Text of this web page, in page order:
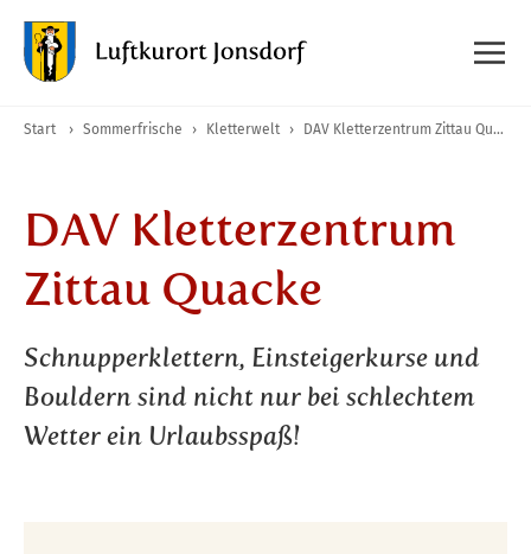
Start › Sommerfrische › Kletterwelt › DAV Kletterzentrum Zittau Quacke
DAV Kletterzentrum
Zittau Quacke
Schnupperklettern, Einsteigerkurse und
Bouldern sind nicht nur bei schlechtem
Wetter ein Urlaubsspaß!